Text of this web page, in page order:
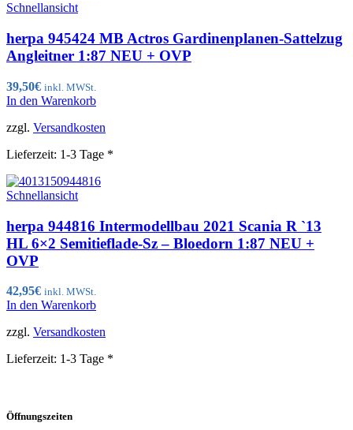
Schnellansicht
herpa 945424 MB Actros Gardinenplanen-Sattelzug
Angleitner 1:87 NEU + OVP
39,50€ inkl. MWSt.
In den Warenkorb
zzgl. Versandkosten
Lieferzeit: 1-3 Tage *
Schnellansicht
herpa 944816 Intermodellbau 2021 Scania R `13
HL 6×2 Semitieflade-Sz – Bloedorn 1:87 NEU +
OVP
42,95€ inkl. MWSt.
In den Warenkorb
zzgl. Versandkosten
Lieferzeit: 1-3 Tage *
Öffnungszeiten